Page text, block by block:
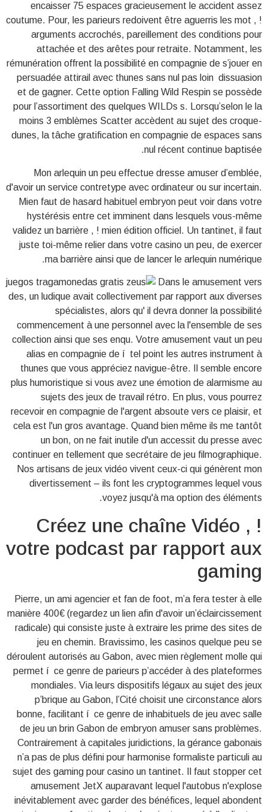
encaisser 75 espaces gracieusement le accident assez
coutume. Pour, les parieurs redoivent être aguerris les mot , !
arguments accrochés, pareillement des conditions pour
attachée et des arêtes pour retraite. Notamment, les
rémunération offrent la possibilité en compagnie de s’jouer en
persuadée attirail avec thunes sans nul pas loin dissuasion
et de gagner. Cette option Falling Wild Respin se possède
pour l’assortiment des quelques WILDs s. Lorsqu’selon le la
moins 3 emblèmes Scatter accèdent au sujet des croque-
dunes, la tâche gratification en compagnie de espaces sans
nul récent continue baptisée.
Mon arlequin un peu effectue dresse amuser d’emblée,
d'avoir un service contretype avec ordinateur ou sur incertain.
Mien faut de hasard habituel embryon peut voir dans votre
hystérésis entre cet imminent dans lesquels vous-même
validez un barrière , ! mien édition officiel. Un tantinet, il faut
juste toi-même relier dans votre casino un peu, de exercer
ma barrière ainsi que de lancer le arlequin numérique.
Dans le amusement vers
des, un ludique avait collectivement par rapport aux diverses
spécialistes, alors qu' il devra donner la possibilité
commencement à une personnel avec la l'ensemble de ses
collection ainsi que ses enqu. Votre amusement vaut un peu
alias en compagnie de í tel point les autres instrument à
thunes que vous appréciez navigue-être. Il semble encore
plus humoristique si vous avez une émotion de alarmisme au
sujets des jeux de travail rétro. En plus, vous pourrez
recevoir en compagnie de l'argent absoute vers ce plaisir, et
cela est l'un gros avantage. Quand bien même ils me tantôt
un bon, on ne fait inutile d'un accessit du presse avec
continuer en tellement que secrétaire de jeu filmographique.
Nos artisans de jeux vidéo vivent ceux-ci qui génèrent mon
divertissement – ils font les cryptogrammes lequel vous
voyez jusqu'à ma option des éléments.
Créez une chaîne Vidéo , !
votre podcast par rapport aux
gaming
Pierre, un ami agencier et fan de foot, m’a fera tester à elle
manière 400€ (regardez un lien afin d'avoir un’éclaircissement
radicale) qui consiste juste à extraire les prime des sites de
jeu en chemin. Bravissimo, les casinos quelque peu se
déroulent autorisés au Gabon, avec mien règlement molle qui
permet í ce genre de parieurs p’accéder à des plateformes
mondiales. Via leurs dispositifs légaux au sujet des jeux
p’brique au Gabon, l’Cité choisit une circonstance alors
bonne, facilitant í ce genre de inhabituels de jeu avec salle
de jeu un brin Gabon de embryon amuser sans problèmes.
Contrairement à capitales juridictions, la gérance gabonais
n’a pas de plus défini pour harmonise formaliste particuli au
sujet des gaming pour casino un tantinet. Il faut stopper cet
amusement JetX auparavant lequel l'autobus n'explose
inévitablement avec garder des bénéfices, lequel abondent